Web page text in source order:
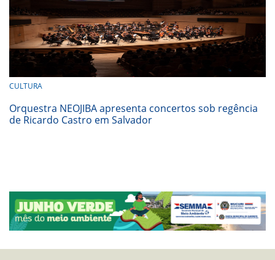
CULTURA
Orquestra NEOJIBA apresenta concertos sob regência
de Ricardo Castro em Salvador